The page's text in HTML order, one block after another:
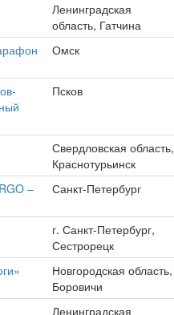
Ленинградская
область, Гатчина
Омск
Псков
Свердловская область,
Краснотурьинск
–
Санкт-Петербург
г. Санкт-Петербург,
Сестрорецк
Новгородская область,
Боровичи
Ленинградская